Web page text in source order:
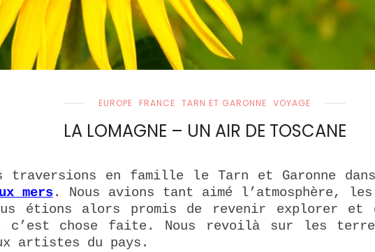
EUROPE FRANCE TARN ET GARONNE VOYAGE
LA LOMAGNE – UN AIR DE TOSCANE
traversions en famille le Tarn et Garonne
mers. Nous avions tant aimé l’atmosphère,
étions alors promis de revenir explorer
c’est chose faite. Nous revoilà sur les
artistes du pays.